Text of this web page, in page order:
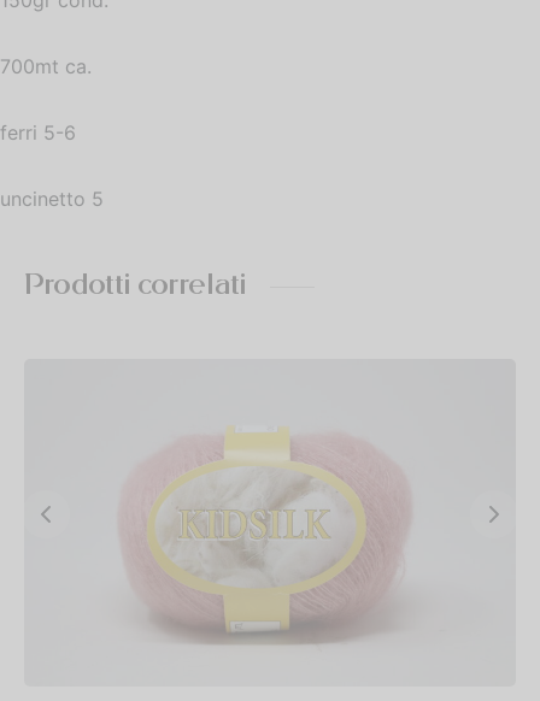
700mt ca.
ferri 5-6
uncinetto 5
Prodotti correlati